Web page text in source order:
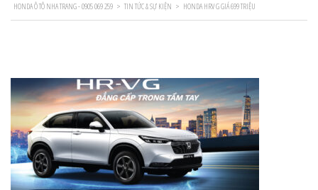
HONDA Ô TÔ NHA TRANG - 0905 069 259 > TIN TỨC & SỰ KIỆN > HONDA HRV G GIÁ 699 TRIỆU